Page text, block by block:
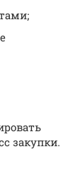
закупки.